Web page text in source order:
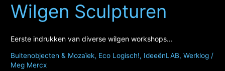
Wilgen Sculpturen
Eerste indrukken van diverse wilgen workshops...
Buitenobjecten & Mozaïek, Eco Logisch!, IdeeënLAB,Werklog /
Meg Mercx